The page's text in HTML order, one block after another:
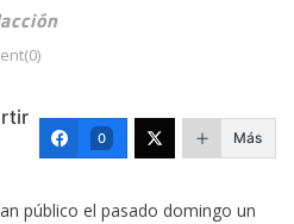
0 Más
público el pasado domingo un